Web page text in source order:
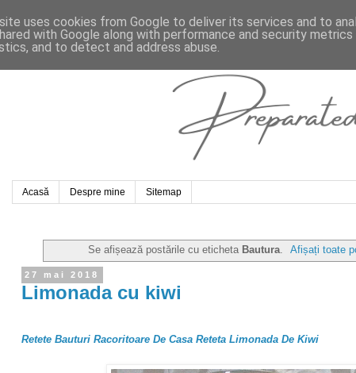
Acasă Despre mine Sitemap
Se afișează postările cu eticheta Bautura. Afișați toate
27 mai 2018
Limonada cu kiwi
Retete Bauturi Racoritoare De Casa Reteta Limonada De Kiwi
uses cookies from Google to deliver its services and to
with Google along with performance and security
and to detect and address abuse.